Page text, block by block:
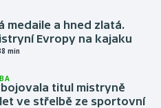
medaile a hned zlatá.
Evropy na kajaku
min
titul mistryně
ve střelbě ze sportovní